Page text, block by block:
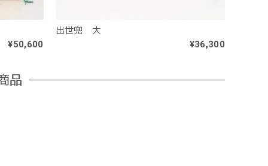
¥50,600
出世兜 大
¥36,300
品